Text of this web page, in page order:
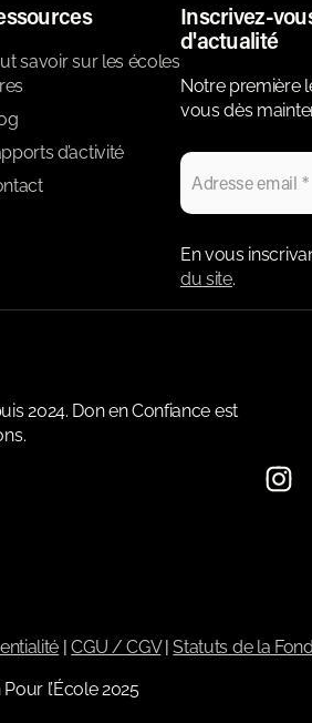
savoir sur les écoles
d’activité
Inscrivez-
d'actualité
Notre première
vous dès
En vous
du site.
2024. Don en Confiance est
|CGU / CGV|Statuts de la
l’École 2025